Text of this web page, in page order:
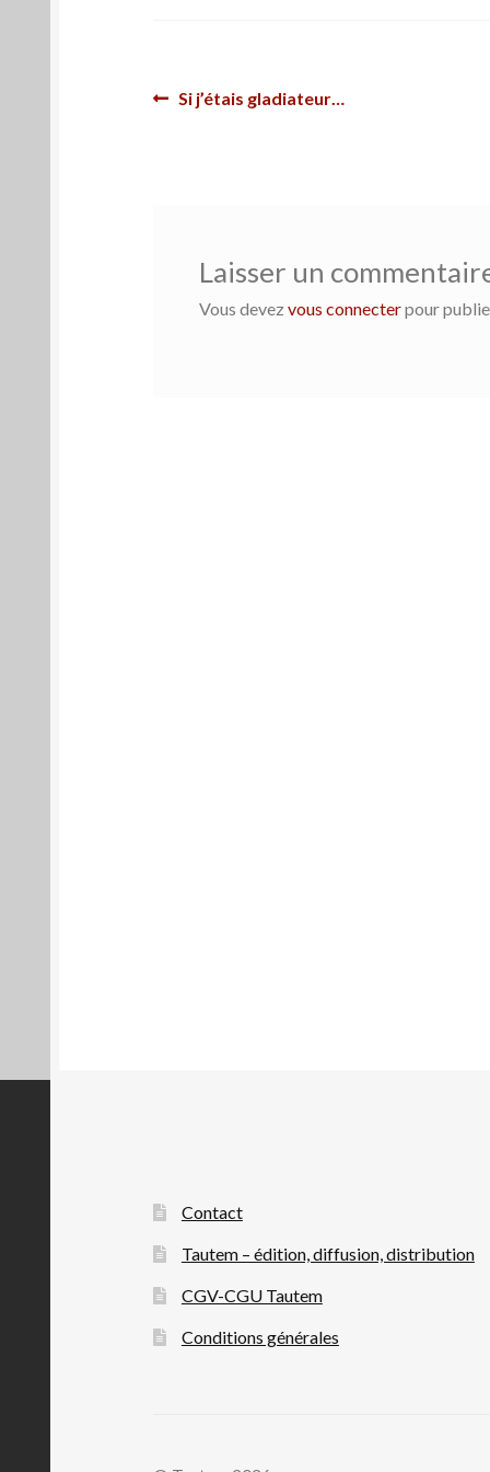
Navigation
Article
Si j’étais gladiateur…
Laisser un
Vous devez vous connecterpour
Contact
Tautem – édition, diffusion, distribution
CGV-CGU Tautem
Conditions générales